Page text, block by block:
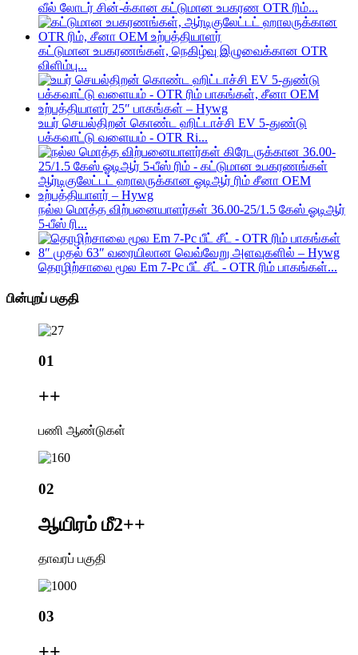
வீல் லோடர் சின்-க்கான கட்டுமான உபகரண OTR ரிம்...
கட்டுமான உபகரணங்கள், நெகிழ்வு இழுவைக்கான OTR
விளிம்பு...
உயர் செயல்திறன் கொண்ட ஹிட்டாச்சி EV 5-துண்டு
பக்கவாட்டு வளையம் - OTR Ri...
நல்ல மொத்த விற்பனையாளர்கள் 36.00-25/1.5 கேஸ் ஓடிஆர்
5-பீஸ் ரி...
தொழிற்சாலை மூல Em 7-Pc பீட் சீட் - OTR ரிம் பாகங்கள்...
பின்புறப் பகுதி
01
++
பணி ஆண்டுகள்
02
ஆயிரம் மீ2++
தாவரப் பகுதி
03